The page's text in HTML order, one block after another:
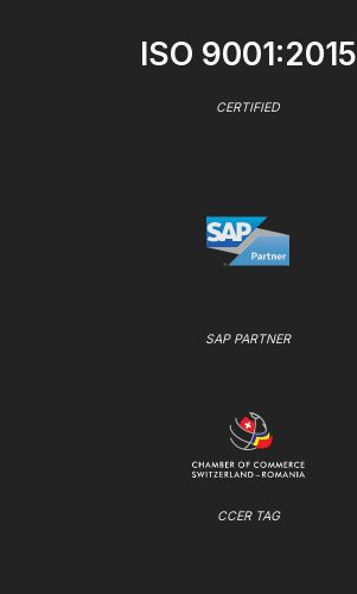
ISO 9001:2015
CERTIFIED
SAP PARTNER
CCER TAG